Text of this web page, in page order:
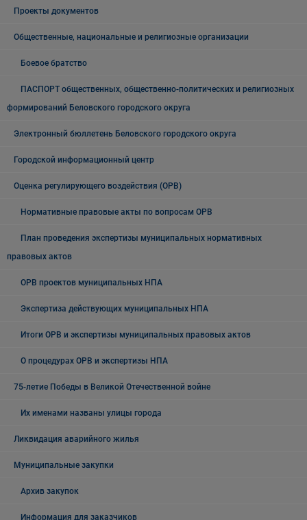
Проекты документов
Общественные, национальные и религиозные организации
Боевое братство
ПАСПОРТ общественных, общественно-политических и религиозных
формирований Беловского городского округа
Электронный бюллетень Беловского городского округа
Городской информационный центр
Оценка регулирующего воздействия (ОРВ)
Нормативные правовые акты по вопросам ОРВ
План проведения экспертизы муниципальных нормативных
правовых актов
ОРВ проектов муниципальных НПА
Экспертиза действующих муниципальных НПА
Итоги ОРВ и экспертизы муниципальных правовых актов
О процедурах ОРВ и экспертизы НПА
75-летие Победы в Великой Отечественной войне
Их именами названы улицы города
Ликвидация аварийного жилья
Муниципальные закупки
Архив закупок
Информация для заказчиков